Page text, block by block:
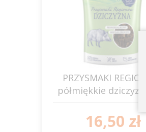
PRZYSMAKI
półmiękkie
16,50 zł